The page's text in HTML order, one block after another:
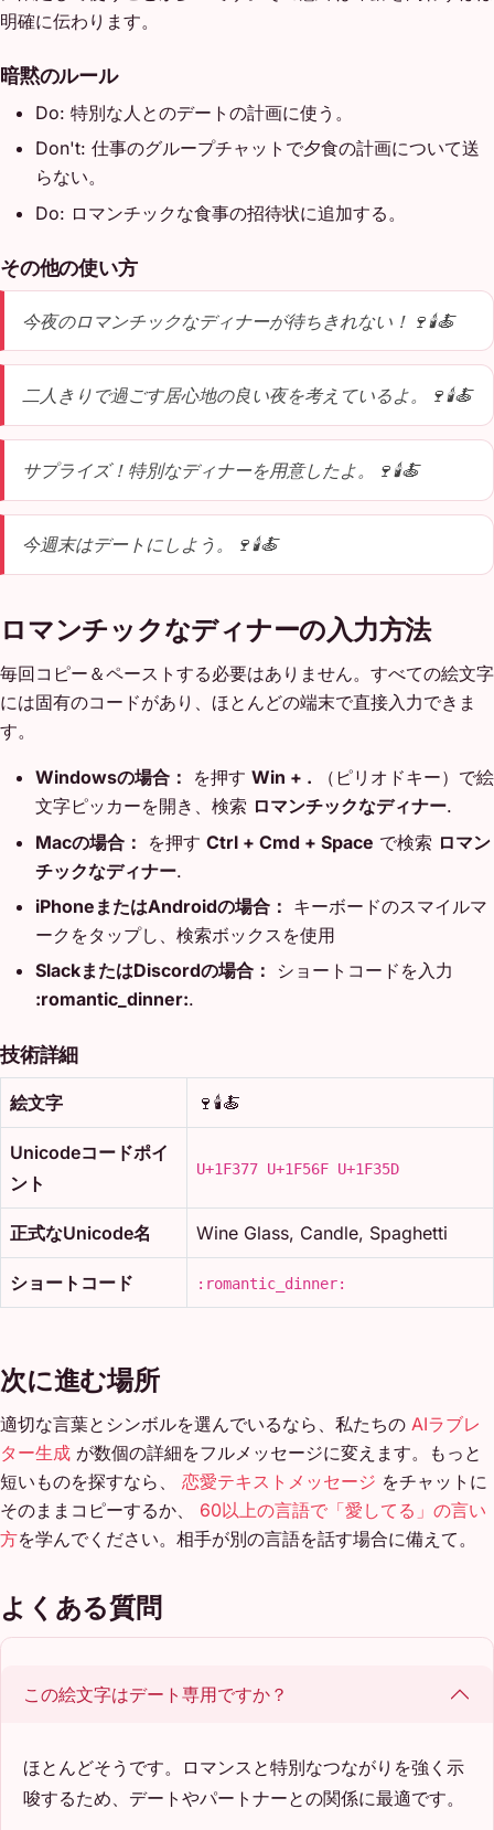
明確に伝わります。
暗黙のルール
Do: 特別な人とのデートの計画に使う。
Don't: 仕事のグループチャットで夕食の計画について送
らない。
Do: ロマンチックな食事の招待状に追加する。
その他の使い方
今夜のロマンチックなディナーが待ちきれない！🍷🕯️🍝
二人きりで過ごす居心地の良い夜を考えているよ。🍷🕯️🍝
サプライズ！特別なディナーを用意したよ。🍷🕯️🍝
今週末はデートにしよう。🍷🕯️🍝
ロマンチックなディナーの入力方法
毎回コピー＆ペーストする必要はありません。すべての絵文字
には固有のコードがあり、ほとんどの端末で直接入力できま
す。
Windowsの場合： を押す Win + . （ピリオドキー）で絵
文字ピッカーを開き、検索 ロマンチックなディナー.
Macの場合：
を押す Ctrl + Cmd + Space で検索 ロマン
チックなディナー.
iPhoneまたはAndroidの場合： キーボードのスマイルマ
ークをタップし、検索ボックスを使用
SlackまたはDiscordの場合：
ショートコードを入力
:romantic_dinner:.
技術詳細
絵文字 🍷🕯️🍝
Unicodeコードポイ
ント
U+1F377 U+1F56F U+1F35D
正式なUnicode名 Wine Glass, Candle, Spaghetti
ショートコード :romantic_dinner:
次に進む場所
適切な言葉とシンボルを選んでいるなら、私たちの AIラブレ
ター生成 が数個の詳細をフルメッセージに変えます。もっと
短いものを探すなら、 恋愛テキストメッセージ をチャットに
そのままコピーするか、 60以上の言語で「愛してる」の言い
方を学んでください。相手が別の言語を話す場合に備えて。
よくある質問
この絵文字はデート専用ですか？
ほとんどそうです。ロマンスと特別なつながりを強く示
唆するため、デートやパートナーとの関係に最適です。